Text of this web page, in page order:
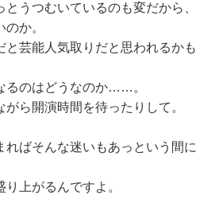
うつむいているのも変だから、
か。
芸能人気取りだと思われるかも
るのはどうなのか……。
ら開演時間を待ったりして。
ばそんな迷いもあっという間に
上がるんですよ。